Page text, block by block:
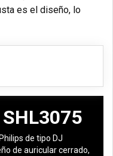
es el diseño, lo
de tipo DJ
de auricular cerrado,